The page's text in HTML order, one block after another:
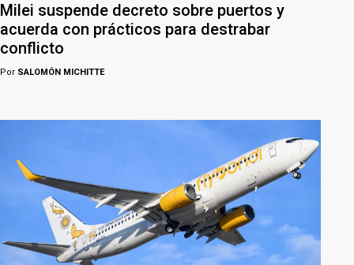
Milei suspende decreto sobre puertos y
acuerda con prácticos para destrabar
conflicto
Por SALOMÓN MICHITTE